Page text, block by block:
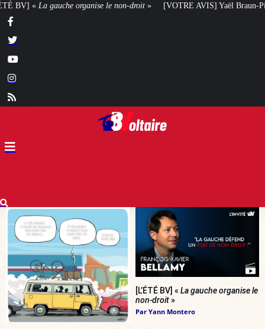
droit» [VOTRE AVIS] Yaël Braun-Pivet doit-elle renoncer à son projet
[L’ÉTÉ BV] « La gauche organise le
non-droit»
Par Yann Montero